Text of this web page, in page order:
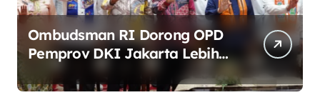
Ombudsman RI Dorong OPD
Pemprov DKI Jakarta Lebih
Responsif Hadapi Keluhan
Publik di Era Digital